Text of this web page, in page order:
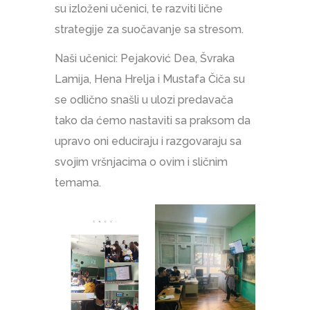
su izloženi učenici, te razviti lične
strategije za suočavanje sa stresom.
Naši učenici: Pejaković Dea, Švraka
Lamija, Hena Hrelja i Mustafa Čiča su
se odlično snašli u ulozi predavača
tako da ćemo nastaviti sa praksom da
upravo oni educiraju i razgovaraju sa
svojim vršnjacima o ovim i sličnim
temama.